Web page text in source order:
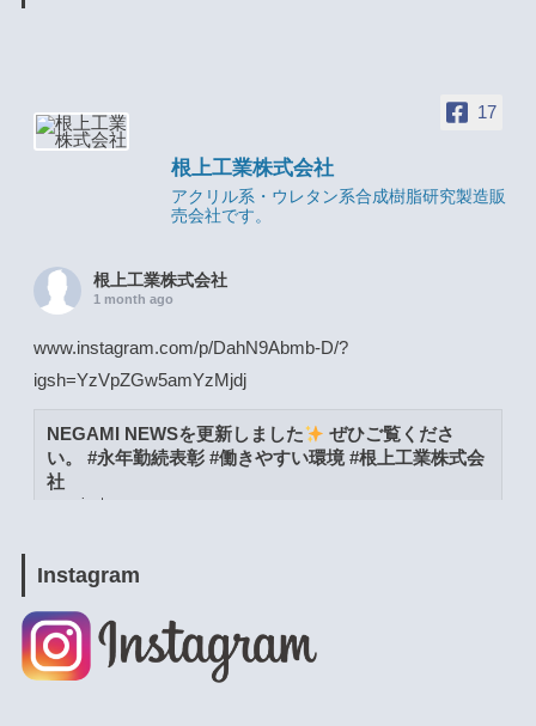
17
根上工業株式会社
アクリル系・ウレタン系合成樹脂研究製造販
売会社です。
根上工業株式会社
1 month ago
www.instagram.com/p/DahN9Abmb-D/?
igsh=YzVpZGw5amYzMjdj
NEGAMI NEWSを更新しました
ぜひご覧くださ
い。 #永年勤続表彰 #働きやすい環境 #根上工業株式会
社
www.instagram.com
根上工業株式会社
1 month ago
Instagram